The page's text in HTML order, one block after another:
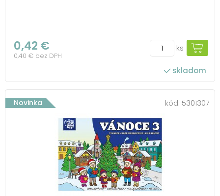
0,42 €
0,40 € bez DPH
ks
skladom
Novinka kód: 5301307